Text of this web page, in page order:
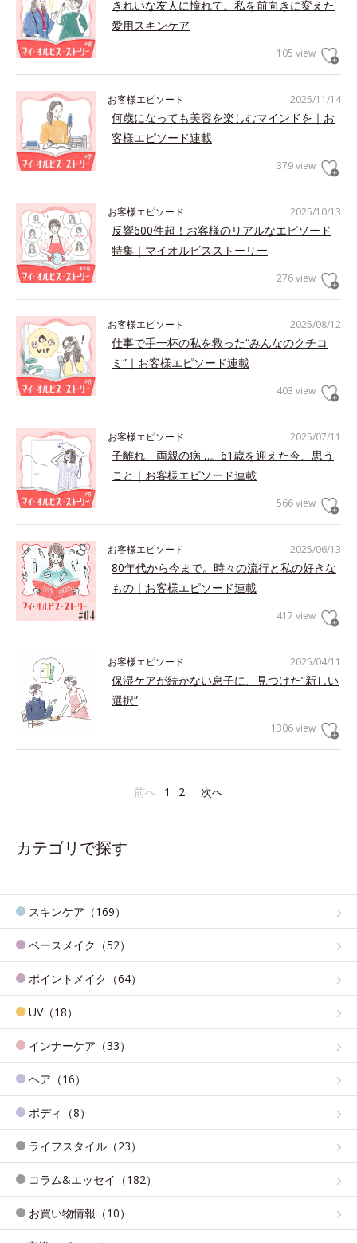
きれいな友人に憧れて。私を前向きに変えた
愛用スキンケア
105 view
2025/11/14
お客様エピソード
何歳になっても美容を楽しむマインドを｜お
客様エピソード連載
379 view
2025/10/13
お客様エピソード
反響600件超！お客様のリアルなエピソード
特集｜マイオルビスストーリー
276 view
2025/08/12
お客様エピソード
仕事で手一杯の私を救った“みんなのクチコ
ミ”｜お客様エピソード連載
403 view
2025/07/11
お客様エピソード
子離れ、両親の病…。61歳を迎えた今、思う
こと｜お客様エピソード連載
566 view
2025/06/13
お客様エピソード
80年代から今まで。時々の流行と私の好きな
もの｜お客様エピソード連載
417 view
2025/04/11
お客様エピソード
保湿ケアが続かない息子に、見つけた”新しい
選択”
1306 view
前へ 1 2 次へ
カテゴリで探す
スキンケア（169）
ベースメイク（52）
ポイントメイク（64）
UV（18）
インナーケア（33）
ヘア（16）
ボディ（8）
ライフスタイル（23）
コラム&エッセイ（182）
お買い物情報（10）